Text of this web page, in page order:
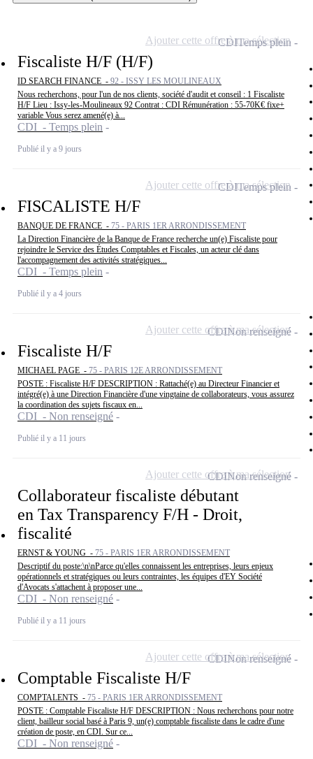
Fiscaliste H/F (H/F)
ID SEARCH FINANCE - 92 - ISSY LES MOULINEAUX
Nous recherchons, pour l'un de nos clients, société d'audit et conseil : 1 Fiscaliste
H/F Lieu : Issy-les-Moulineaux 92 Contrat : CDI Rémunération : 55-70K€ fixe+
variable Vous serez amené(e) à...
CDI - Temps plein
Publié il y a 9 jours
CDITemps plein
Ajouter cette offre à ma sélection
FISCALISTE H/F
BANQUE DE FRANCE - 75 - PARIS 1ER ARRONDISSEMENT
La Direction Financière de la Banque de France recherche un(e) Fiscaliste pour
rejoindre le Service des Études Comptables et Fiscales, un acteur clé dans
l'accompagnement des activités stratégiques...
CDI - Temps plein
Publié il y a 4 jours
CDITemps plein
Ajouter cette offre à ma sélection
Fiscaliste H/F
MICHAEL PAGE - 75 - PARIS 12E ARRONDISSEMENT
POSTE : Fiscaliste H/F DESCRIPTION : Rattaché(e) au Directeur Financier et
intégré(e) à une Direction Financière d'une vingtaine de collaborateurs, vous assurez
la coordination des sujets fiscaux en...
CDI - Non renseigné
Publié il y a 11 jours
CDINon renseigné
Ajouter cette offre à ma sélection
Collaborateur fiscaliste débutant
en Tax Transparency F/H - Droit,
fiscalité
ERNST & YOUNG - 75 - PARIS 1ER ARRONDISSEMENT
Descriptif du poste:\n\nParce qu'elles connaissent les entreprises, leurs enjeux
opérationnels et stratégiques ou leurs contraintes, les équipes d'EY Société
d'Avocats s'attachent à proposer une...
CDI - Non renseigné
Publié il y a 11 jours
CDINon renseigné
Ajouter cette offre à ma sélection
Comptable Fiscaliste H/F
COMPTALENTS - 75 - PARIS 1ER ARRONDISSEMENT
POSTE : Comptable Fiscaliste H/F DESCRIPTION : Nous recherchons pour notre
client, bailleur social basé à Paris 9, un(e) comptable fiscaliste dans le cadre d'une
création de poste, en CDI. Sur ce...
CDI - Non renseigné
CDINon renseigné
Ajouter cette offre à ma sélection